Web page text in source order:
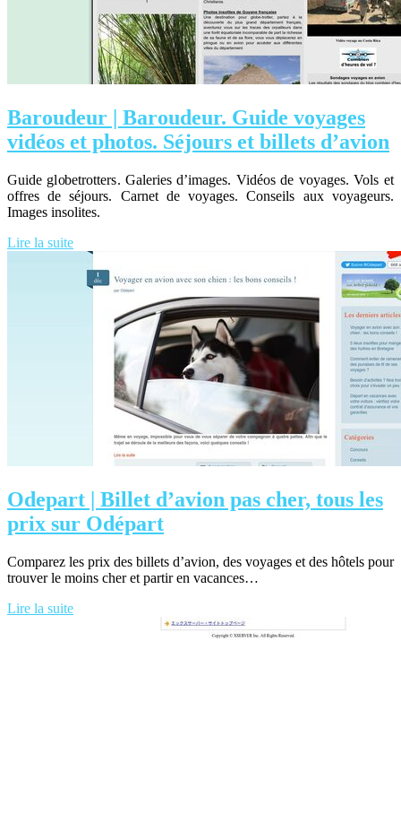
Baroudeur | Baroudeur. Guide voyages
vidéos et photos. Séjours et billets d’avion
Guide globetrotters. Galeries d’images. Vidéos de voyages. Vols et
offres de séjours. Carnet de voyages. Conseils aux voyageurs.
Images insolites.
Lire la suite
Odepart | Billet d’avion pas cher, tous les
prix sur Odépart
Comparez les prix des billets d’avion, des voyages et des hôtels pour
trouver le moins cher et partir en vacances…
Lire la suite